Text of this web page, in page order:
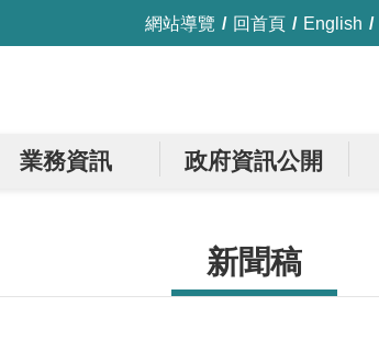
網站導覽 回首頁 English
業務資訊 政府資訊公開
新聞稿